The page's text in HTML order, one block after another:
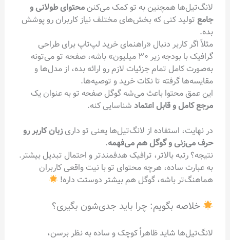
لانگ‌تیل‌ها همچنین به تو کمک می‌کنن محتوای طولانی و
جامع تولید کنی که بخش‌های مختلف نیاز کاربران رو پوشش
بده.
مثلاً اگر کاربر دنبال «راهنمای خرید لپ‌تاپ برای طراحی
گرافیک با بودجه زیر ۳۰ میلیون» باشه، صفحه تو می‌تونه
به‌صورت کامل تمام جزئیات لازم رو ارائه بده، از مدل‌ها و
مقایسه‌ها گرفته تا نکات خرید و توصیه‌ها.
این عمق محتوا باعث می‌شه گوگل صفحه تو به عنوان یک
مرجع کامل و قابل اعتمادشناسایی کنه.
در نهایت، استفاده از لانگ‌تیل‌ها یعنی تو داریزبان کاربر رو
حرف می‌زنی و گوگل هم می‌فهمه.
نتیجه؟ رتبه بالاتر، ترافیک هدفمندتر و احتمال تبدیل بیشتر.
به عبارت ساده، هرچه محتوای تو با نیت واقعی کاربران
هماهنگ‌تر باشه، گوگل هم بیشتر دوستت داره!
خلاصه بگویم: چرا باید جدی‌شون بگیری؟
لانگ‌تیل‌ها شاید ظاهراً کوچک و ساده به نظر برسن،